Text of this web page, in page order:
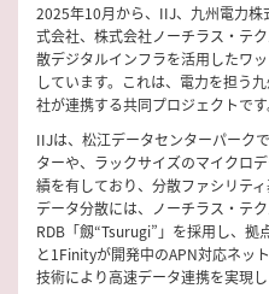
2025年10月から、IIJ、九州電力
式会社、株式会社ノーチラス・テ
散デジタルインフラを活用したワ
しています。これは、電力を担う
社が連携する共同プロジェクトです
IIJは、松江データセンターパーク
ターや、ラックサイズのマイクロ
績を有しており、分散ファシリテ
データ分散には、ノーチラス・テ
RDB「劔“Tsurugi”」を採用し、
と1Finityが開発中のAPN対応ネッ
技術により高速データ連携を実現し